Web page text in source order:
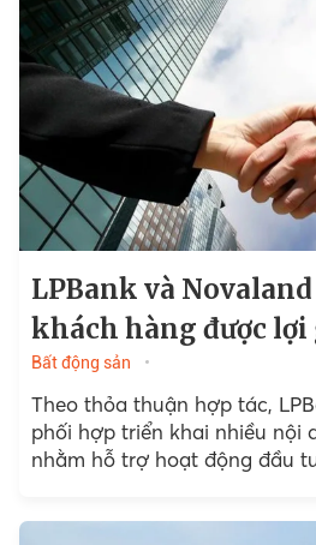
LPBank và
khách hàng được lợi
Bất động sản
Theo thỏa thuận hợp tác,
phối hợp triển khai nhiều nội
nhằm hỗ trợ hoạt động đầu